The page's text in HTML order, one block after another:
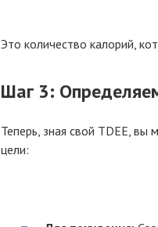
Это количество калорий,
Шаг 3:
Теперь, зная свой TDEE,
цели: